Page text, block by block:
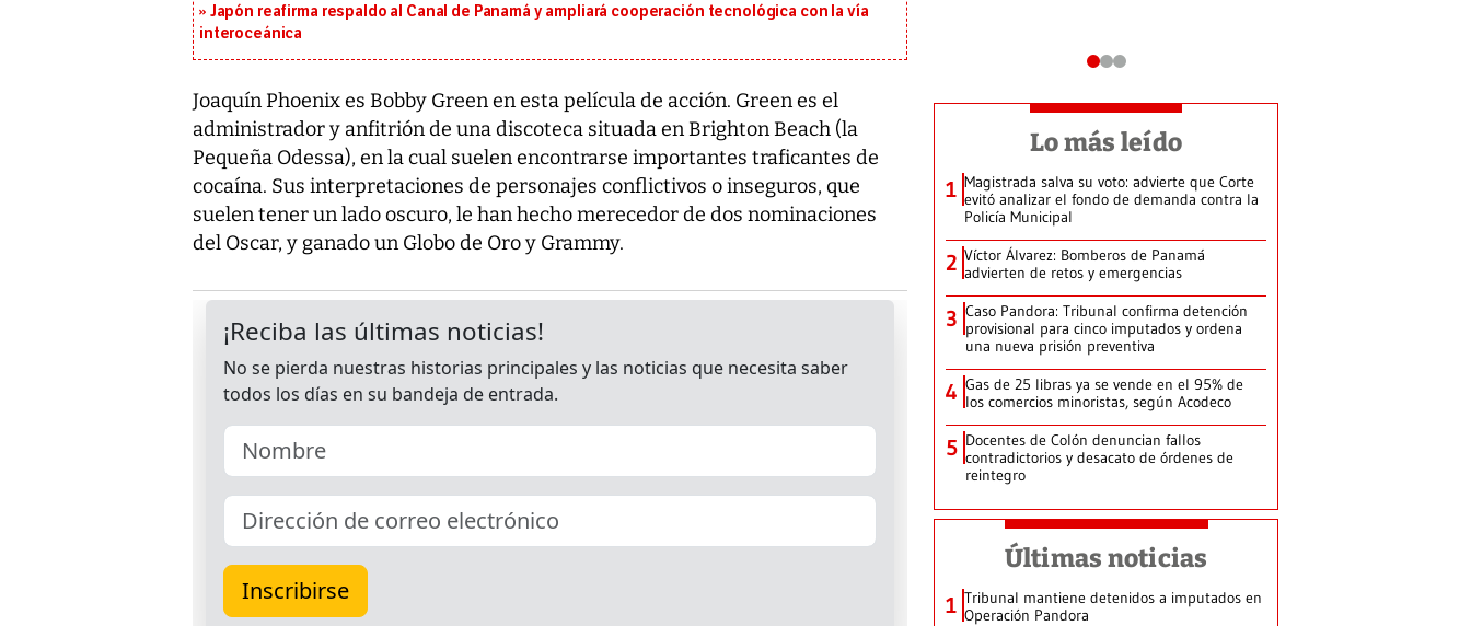
Japón reafirma respaldo al Canal de Panamá y ampliará cooperación tecnológica con la vía
interoceánica
Joaquín Phoenix es Bobby Green en esta película de acción. Green es el
administrador y anfitrión de una discoteca situada en Brighton Beach (la
Pequeña Odessa), en la cual suelen encontrarse importantes traficantes de
cocaína. Sus interpretaciones de personajes conflictivos o inseguros, que
suelen tener un lado oscuro, le han hecho merecedor de dos nominaciones
del Oscar, y ganado un Globo de Oro y Grammy.
Lo más leído
1 Magistrada salva su voto: advierte que Corte
evitó analizar el fondo de demanda contra la
Policía Municipal
2 Víctor Álvarez: Bomberos de Panamá
advierten de retos y emergencias
3 Caso Pandora: Tribunal confirma detención
provisional para cinco imputados y ordena
una nueva prisión preventiva
4 Gas de 25 libras ya se vende en el 95% de
los comercios minoristas, según Acodeco
5 Docentes de Colón denuncian fallos
contradictorios y desacato de órdenes de
reintegro
Últimas noticias
1 Tribunal mantiene detenidos a imputados en
Operación Pandora